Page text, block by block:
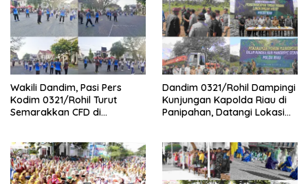
Wakili Dandim, Pasi Pers
Kodim 0321/Rohil Turut
Semarakkan CFD di
Dandim 0321/Rohil Dampingi
Kunjungan Kapolda Riau di
Panipahan, Datangi Lokasi